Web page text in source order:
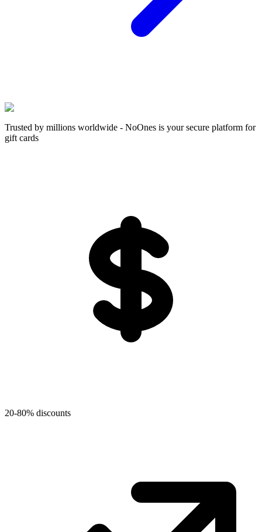
Trusted by millions worldwide - NoOnes is your secure platform for
gift cards
20-80% discounts